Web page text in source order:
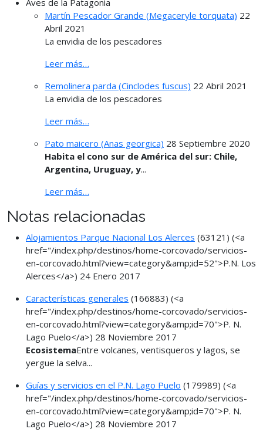
Martín Pescador Grande (Megaceryle torquata) 22
Abril 2021
La envidia de los pescadores
Leer más…
Remolinera parda (Cinclodes fuscus) 22 Abril 2021
La envidia de los pescadores
Leer más…
Pato maicero (Anas georgica) 28 Septiembre 2020
Habita el cono sur de América del sur: Chile,
Argentina, Uruguay, y...
Leer más…
Notas relacionadas
Alojamientos Parque Nacional Los Alerces (63121) (<a
href="/index.php/destinos/home-corcovado/servicios-
en-corcovado.html?view=category&amp;id=52">P.N. Los
Alerces</a>) 24 Enero 2017
Características generales (166883) (<a
href="/index.php/destinos/home-corcovado/servicios-
en-corcovado.html?view=category&amp;id=70">P. N.
Lago Puelo</a>) 28 Noviembre 2017
EcosistemaEntre volcanes, ventisqueros y lagos, se
yergue la selva...
Guías y servicios en el P.N. Lago Puelo (179989) (<a
href="/index.php/destinos/home-corcovado/servicios-
en-corcovado.html?view=category&amp;id=70">P. N.
Lago Puelo</a>) 28 Noviembre 2017